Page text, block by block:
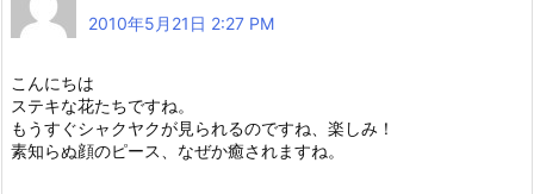
2010年5月21日 2:27 PM
こんにちは
ステキな花たちですね。
もうすぐシャクヤクが見られるのですね、楽しみ！
素知らぬ顔のピース、なぜか癒されますね。